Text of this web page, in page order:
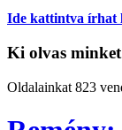
Ide kattintva írhat
Ki olvas
Oldalainkat 823